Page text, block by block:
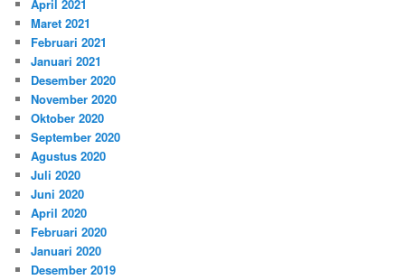
April 2021
Maret 2021
Februari 2021
Januari 2021
Desember 2020
November 2020
Oktober 2020
September 2020
Agustus 2020
Juli 2020
Juni 2020
April 2020
Februari 2020
Januari 2020
Desember 2019